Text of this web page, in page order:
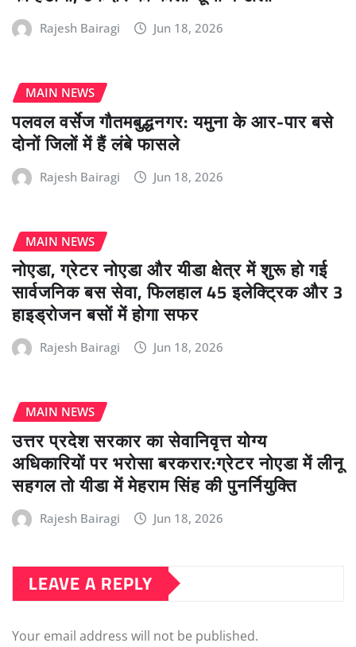
Rajesh Bairagi Jun 18, 2026
MAIN NEWS
पलवल वर्सेज गौतमबुद्धनगर: यमुना के आर-पार बसे
दोनों जिलों में हैं लंबे फासले
Rajesh Bairagi Jun 18, 2026
MAIN NEWS
नोएडा, ग्रेटर नोएडा और यीडा क्षेत्र में शुरू हो गई
सार्वजनिक बस सेवा, फिलहाल 45 इलेक्ट्रिक और 3
हाइड्रोजन बसों में होगा सफर
Rajesh Bairagi Jun 18, 2026
MAIN NEWS
उत्तर प्रदेश सरकार का सेवानिवृत्त योग्य
अधिकारियों पर भरोसा बरकरार:ग्रेटर नोएडा में लीनू
सहगल तो यीडा में मेहराम सिंह की पुनर्नियुक्ति
Rajesh Bairagi Jun 18, 2026
LEAVE A REPLY
Your email address will not be published.